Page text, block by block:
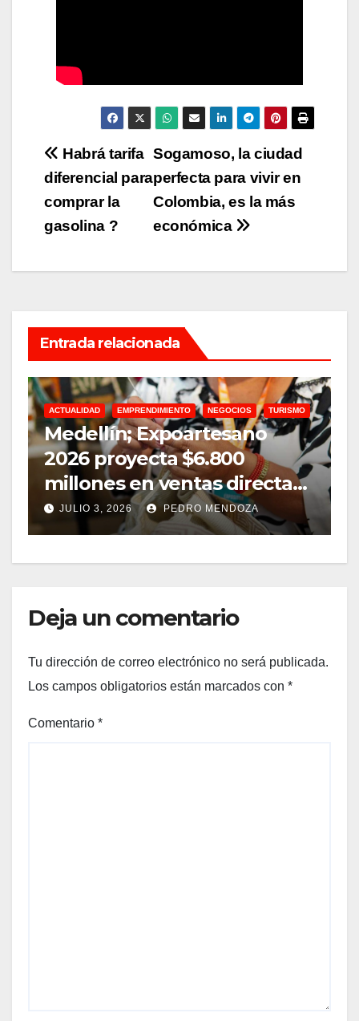
Navegación
de
entradas
Sogamoso, la ciudad
perfecta para vivir en
Colombia, es la más
económica
Habrá tarifa
diferencial para
comprar la
gasolina ?
Entrada relacionada
ACTUALIDAD EMPRENDIMIENTO NEGOCIOS TURISMO
Medellín; Expoartesano
2026 proyecta $6.800
millones en ventas directas
y un impacto de USD 9,7
millones
JULIO 3, 2026 PEDRO MENDOZA
Deja un comentario
Tu dirección de correo electrónico no será publicada.
Los campos obligatorios están marcados con *
Comentario *